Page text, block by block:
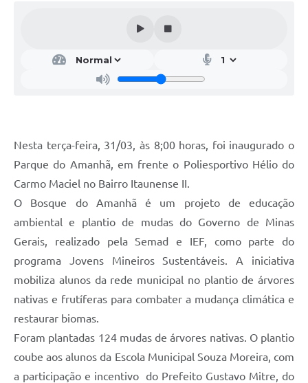
Nesta terça-feira, 31/03, às 8;00 horas, foi inaugurado o
Parque do Amanhã, em frente o Poliesportivo Hélio do
Carmo Maciel no Bairro Itaunense II.
O Bosque do Amanhã é um projeto de educação
ambiental e plantio de mudas do Governo de Minas
Gerais, realizado pela Semad e IEF, como parte do
programa Jovens Mineiros Sustentáveis. A iniciativa
mobiliza alunos da rede municipal no plantio de árvores
nativas e frutíferas para combater a mudança climática e
restaurar biomas.
Foram plantadas 124 mudas de árvores nativas. O plantio
coube aos alunos da Escola Municipal Souza Moreira, com
a participação e incentivo do Prefeito Gustavo Mitre, do